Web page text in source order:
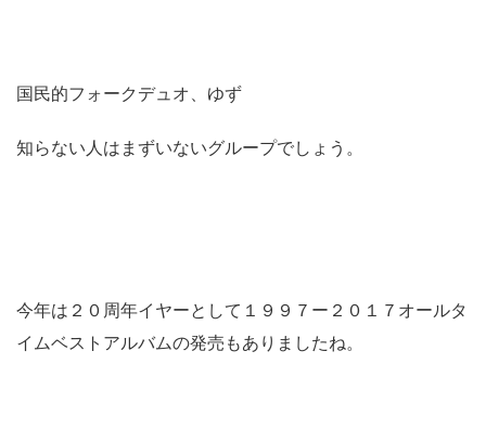
国民的フォークデュオ、ゆず
知らない人はまずいないグループでしょう。
今年は２０周年イヤーとして１９９７ー２０１７オールタ
イムベストアルバムの発売もありましたね。